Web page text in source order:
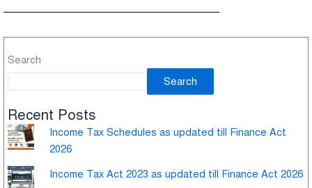
Search
Search
Recent Posts
Income Tax Schedules as updated till Finance Act
2026
Income Tax Act 2023 as updated till Finance Act 2026